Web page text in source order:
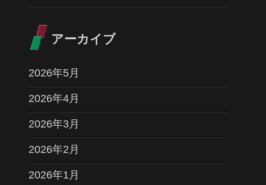
アーカイブ
2026年5月
2026年4月
2026年3月
2026年2月
2026年1月